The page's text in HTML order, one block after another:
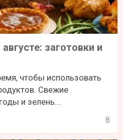
заготовки и
чтобы использовать
Свежие
и зелень...
8